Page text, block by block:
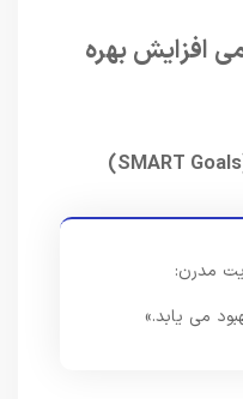
افزایش بهره
مدرن:
می یابد.»